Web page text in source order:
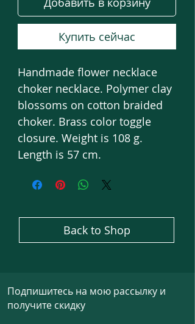
Купить сейчас
Handmade flower necklace
choker necklace. Polymer clay
blossoms on cotton braided
choker. Brass color toggle
closure. Weight is 108 g.
Length is 57 cm.
Back to Shop
Подпишитесь на мою рассылку и
получите скидку